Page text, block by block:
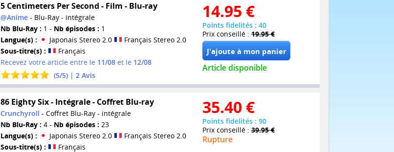
5 Centimeters Per Second - Film - Blu-ray
@Anime- Blu-Ray - intégrale
Nb Blu-Ray : 1 - Nb épisodes : 1
Langue(s) :
Japonais Stereo 2.0
Français Stereo 2.0
Sous-titre(s) :
Français
Recevez votre article entre le 11/08et le 12/08
(5/5) | 2Avis
14.95 €
Points fidelités : 40
Prix conseillé : 19.95 €
Article disponible
86 Eighty Six - Intégrale - Coffret Blu-ray
Crunchyroll - Coffret Blu-Ray - intégrale
Nb Blu-Ray : 4 - Nb épisodes : 23
Langue(s) :
Japonais Stereo 2.0
Français Stereo 2.0
Sous-titre(s) :
Français
35.40 €
Points fidelités : 90
Prix conseillé : 39.95 €
Rupture